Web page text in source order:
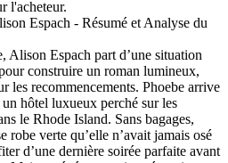
l'acheteur.
Espach - Résumé et Analyse du
Alison Espach part d’une situation
construire un roman lumineux,
les recommencements. Phoebe arrive
hôtel luxueux perché sur les
le Rhode Island. Sans bagages,
robe verte qu’elle n’avait jamais osé
d’une dernière soirée parfaite avant